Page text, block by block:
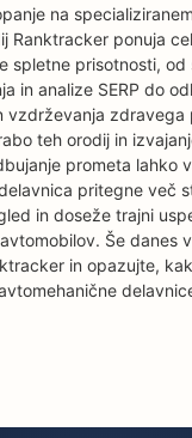
na
Ranktracker ponuja
spletne prisotnosti, od
in analize SERP do
vzdrževanja zdravega
teh orodij in
prometa lahko
pritegne več
in doseže trajni
Še danes
in opazujte,